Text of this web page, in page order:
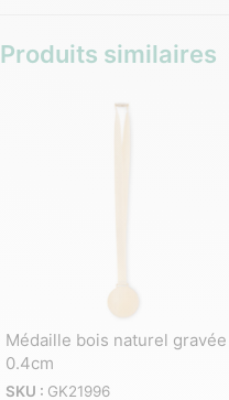
Produits similaires
Médaille bois naturel gravée
0.4cm
SKU : GK21996